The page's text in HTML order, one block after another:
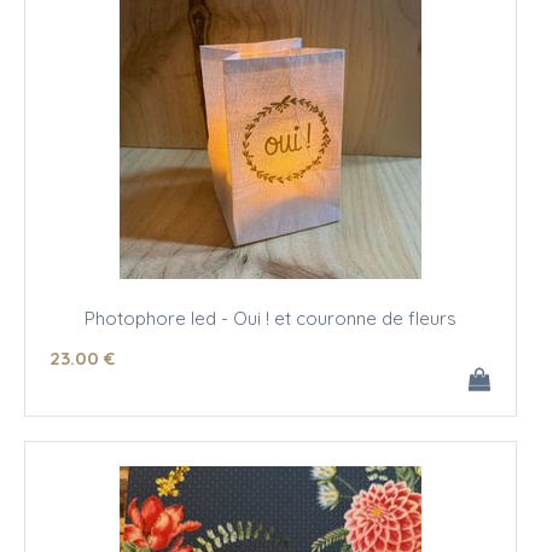
Photophore led - Oui ! et couronne de fleurs
23.00 €